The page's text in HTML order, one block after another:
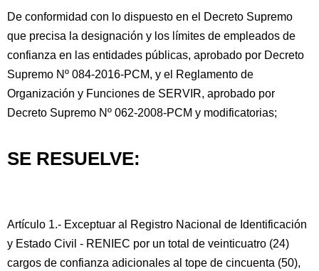
De conformidad con lo dispuesto en el Decreto Supremo
que precisa la designación y los límites de empleados de
confianza en las entidades públicas, aprobado por Decreto
Supremo Nº 084-2016-PCM, y el Reglamento de
Organización y Funciones de SERVIR, aprobado por
Decreto Supremo Nº 062-2008-PCM y modificatorias;
SE RESUELVE:
Artículo 1.- Exceptuar al Registro Nacional de Identificación
y Estado Civil - RENIEC por un total de veinticuatro (24)
cargos de confianza adicionales al tope de cincuenta (50),